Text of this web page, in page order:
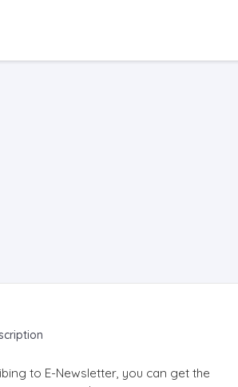
to E-Newsletter, you can get the